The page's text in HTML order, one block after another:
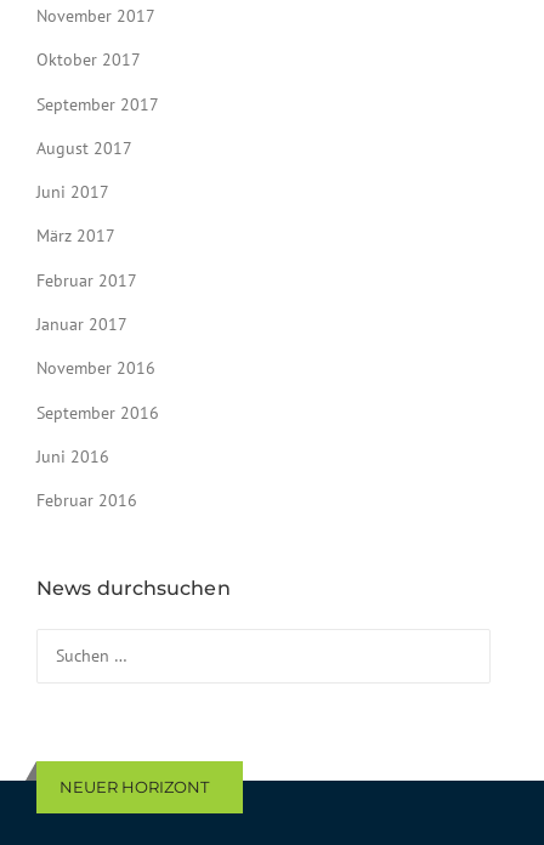
November 2017
Oktober 2017
September 2017
August 2017
Juni 2017
März 2017
Februar 2017
Januar 2017
November 2016
September 2016
Juni 2016
Februar 2016
News durchsuchen
NEUER HORIZONT